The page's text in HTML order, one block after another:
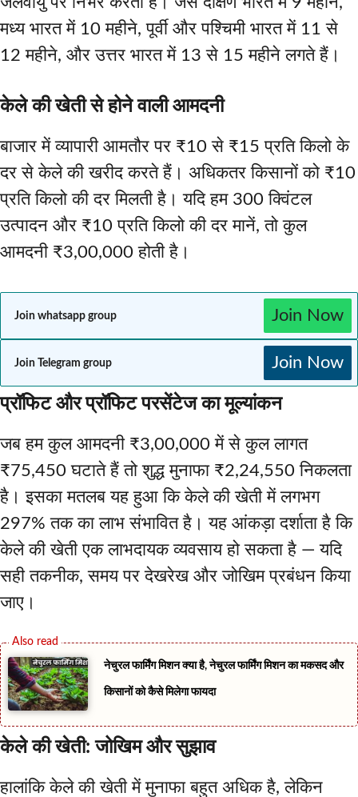
मध्य भारत में 10 महीने, पूर्वी और पश्चिमी भारत में 11 से
12 महीने, और उत्तर भारत में 13 से 15 महीने लगते हैं।
केले की खेती से होने वाली आमदनी
बाजार में व्यापारी आमतौर पर ₹10 से ₹15 प्रति किलो के
दर से केले की खरीद करते हैं। अधिकतर किसानों को ₹10
प्रति किलो की दर मिलती है। यदि हम 300 क्विंटल
उत्पादन और ₹10 प्रति किलो की दर मानें, तो कुल
आमदनी ₹3,00,000 होती है।
Join whatsapp group Join Now
Join Telegram group Join Now
प्रॉफिट और प्रॉफिट परसेंटेज का मूल्यांकन
जब हम कुल आमदनी ₹3,00,000 में से कुल लागत
₹75,450 घटाते हैं तो शुद्ध मुनाफा ₹2,24,550 निकलता
है। इसका मतलब यह हुआ कि केले की खेती में लगभग
297% तक का लाभ संभावित है। यह आंकड़ा दर्शाता है कि
केले की खेती एक लाभदायक व्यवसाय हो सकता है — यदि
सही तकनीक, समय पर देखरेख और जोखिम प्रबंधन किया
जाए।
नेचुरल फार्मिंग मिशन क्या है, नेचुरल फार्मिंग मिशन का मकसद और
किसानों को कैसे मिलेगा फायदा
केले की खेती: जोखिम और सुझाव
हालांकि केले की खेती में मुनाफा बहुत अधिक है, लेकिन